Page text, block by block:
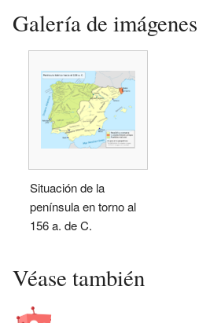
Galería de imágenes
Situación de la
península en torno al
156 a. de C.
Véase también